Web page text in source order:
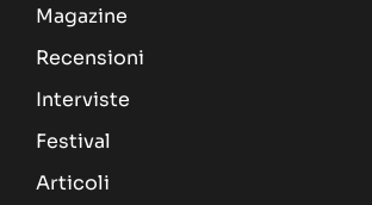
Magazine
Recensioni
Interviste
Festival
Articoli